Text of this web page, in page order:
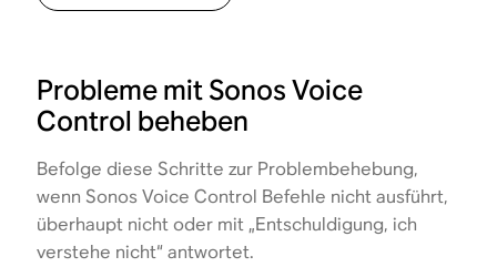
Probleme mit Sonos Voice
Control beheben
Befolge diese Schritte zur Problembehebung,
wenn Sonos Voice Control Befehle nicht ausführt,
überhaupt nicht oder mit „Entschuldigung, ich
verstehe nicht“ antwortet.